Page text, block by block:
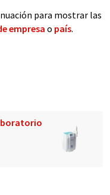
para mostrar las
empresa o país.